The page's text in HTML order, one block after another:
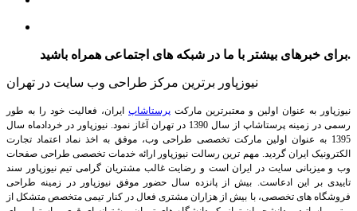
برای خبرهای بیشتر با ما در شبکه های اجتماعی همراه باشید.
نیوزپاور برترین مرکز طراحی وب سایت در تهران
نیوزپاور به عنوان اولین و معتبرترین مارکت پرستاشاپ ایران، فعالیت خود را به طور
رسمی در زمینه پرستاشاپ از سال 1390 در تهران آغاز نمود. نیوزپاور در خردادماه سال
1395 به عنوان اولین مارکت تخصصی طراحی وب، موفق به اخذ نماد اعتماد تجارت
الکترونیک ایران گردید. مهم ترین رسالت نیوزپاور ارائه خدمات تخصصی طراحی صفحات
وب و میزبانی سایت در ایران است و رضایت غالب مشتریان گرامی تیم نیوزپاور سند
تاییدی بر این ادعاست. بیش از پانزده سال حضور موفق نیوزپاور در زمینه طراحی
فروشگاه های تخصصی، با بیش از هزاران مشتری فعال در کنار تیمی متخصص متشکل از